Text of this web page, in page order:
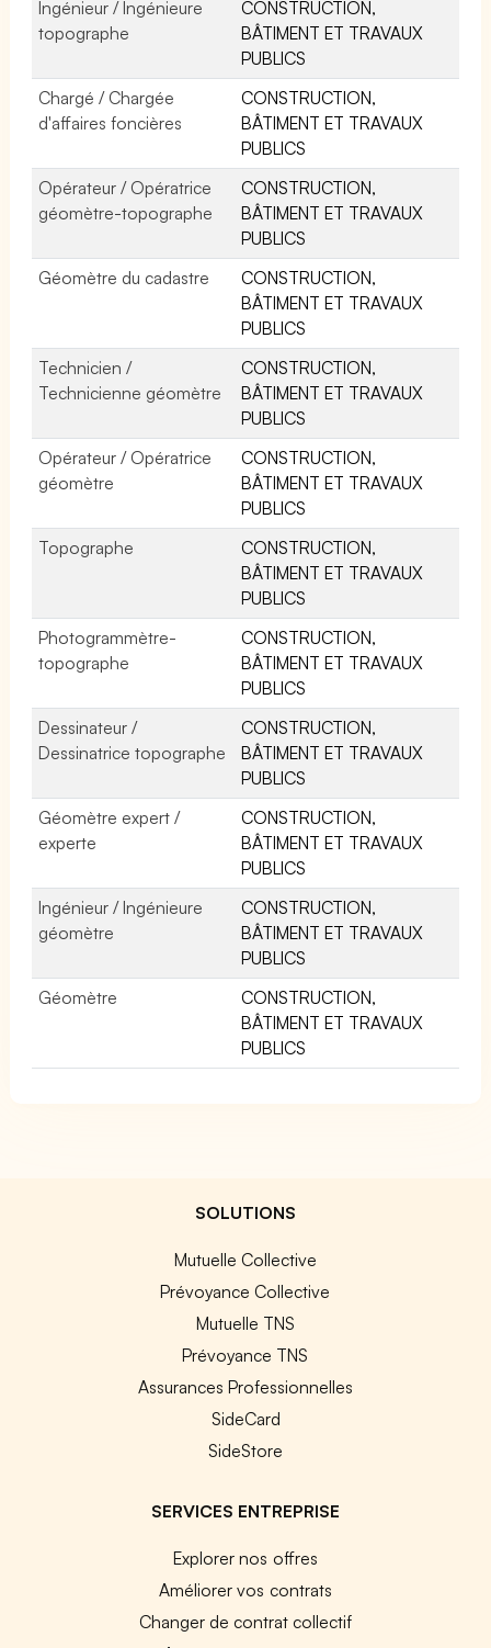
Ingénieur / Ingénieure
topographe
CONSTRUCTION,
BÂTIMENT ET TRAVAUX
PUBLICS
Chargé / Chargée
d'affaires foncières
CONSTRUCTION,
BÂTIMENT ET TRAVAUX
PUBLICS
Opérateur / Opératrice
géomètre-topographe
CONSTRUCTION,
BÂTIMENT ET TRAVAUX
PUBLICS
Géomètre du cadastre
CONSTRUCTION,
BÂTIMENT ET TRAVAUX
PUBLICS
Technicien /
Technicienne géomètre
CONSTRUCTION,
BÂTIMENT ET TRAVAUX
PUBLICS
Opérateur / Opératrice
géomètre
CONSTRUCTION,
BÂTIMENT ET TRAVAUX
PUBLICS
Topographe
CONSTRUCTION,
BÂTIMENT ET TRAVAUX
PUBLICS
Photogrammètre-
topographe
CONSTRUCTION,
BÂTIMENT ET TRAVAUX
PUBLICS
Dessinateur /
Dessinatrice topographe
CONSTRUCTION,
BÂTIMENT ET TRAVAUX
PUBLICS
Géomètre expert /
experte
CONSTRUCTION,
BÂTIMENT ET TRAVAUX
PUBLICS
Ingénieur / Ingénieure
géomètre
CONSTRUCTION,
BÂTIMENT ET TRAVAUX
PUBLICS
Géomètre
CONSTRUCTION,
BÂTIMENT ET TRAVAUX
PUBLICS
SOLUTIONS
Mutuelle Collective
Prévoyance Collective
Mutuelle TNS
Prévoyance TNS
Assurances Professionnelles
SideCard
SideStore
SERVICES ENTREPRISE
Explorer nos offres
Améliorer vos contrats
Changer de contrat collectif